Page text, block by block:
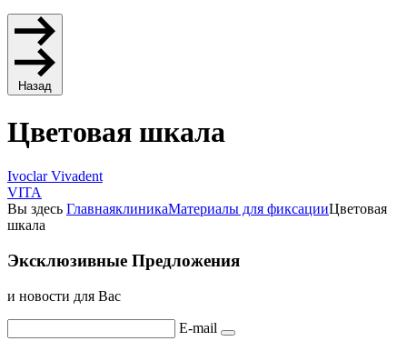
Назад
Цветовая шкала
Ivoclar Vivadent
VITA
Вы здесь ГлавнаяклиникаМатериалы для фиксацииЦветовая
шкала
Эксклюзивные Предложения
и новости для Вас
E-mail